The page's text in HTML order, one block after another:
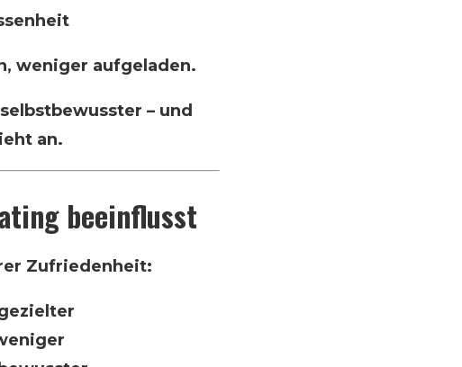
weniger aufgeladen.
– und
an.
beeinflusst
Zufriedenheit: